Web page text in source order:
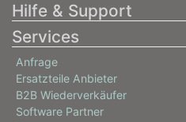
Hilfe & Support
Services
Anfrage
Ersatzteile Anbieter
B2B Wiederverkäufer
Software Partner